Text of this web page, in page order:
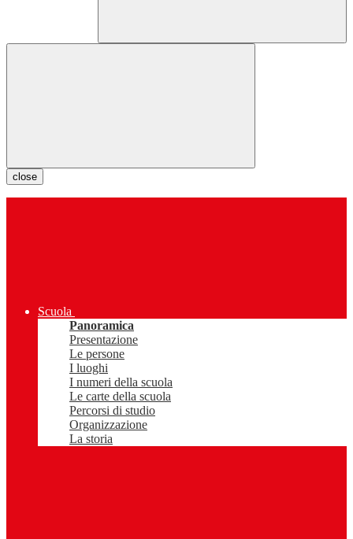
close
Scuola
Panoramica
Presentazione
Le persone
I luoghi
I numeri della scuola
Le carte della scuola
Percorsi di studio
Organizzazione
La storia